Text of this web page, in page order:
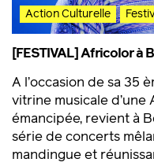
Action Culturelle
[FESTIVAL] Africolor à
A l’occasion de sa 35
vitrine musicale
émancipée, revient à
série de concerts
mandingue et